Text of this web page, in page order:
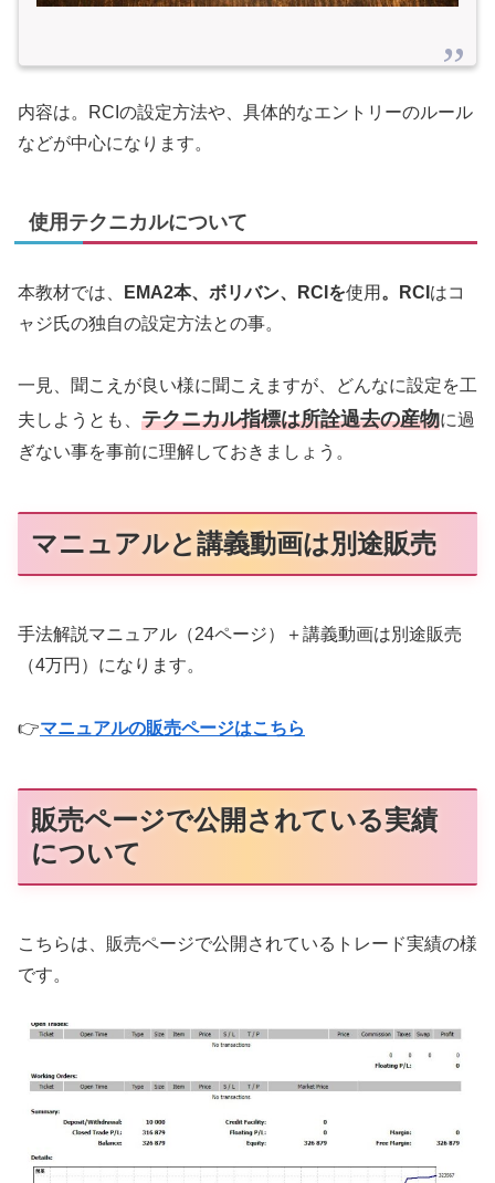
内容は。RCIの設定方法や、具体的なエントリーのルール
などが中心になります。
使用テクニカルについて
本教材では、 EMA2本、ボリバン、RCIを使用 。RCI はコ
ャジ氏の独自の設定方法との事。
一見、聞こえが良い様に聞こえますが、どんなに設定を工
夫しようとも、 テクニカル指標は所詮過去の産物に過
ぎない事を事前に理解しておきましょう。
マニュアルと講義動画は別途販売
手法解説マニュアル（24ページ）＋講義動画は別途販売
（4万円）になります。
👉マニュアルの販売ページはこちら
販売ページで公開されている実績
について
こちらは、販売ページで公開されているトレード実績の様
です。